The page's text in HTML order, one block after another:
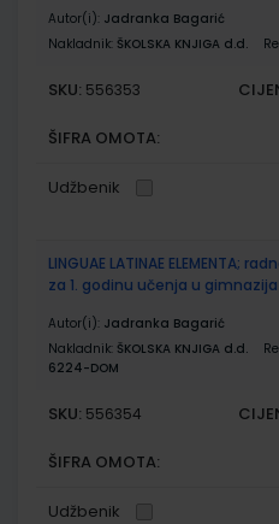
Autor(i): Jadranka Bagarić
Nakladnik: ŠKOLSKA KNJIGA d.d.
SKU: 556353
ŠIFRA OMOTA:
Udžbenik
LINGUAE LATINAE ELEMENTA;
za 1. godinu učenja u gimnazija
Autor(i): Jadranka Bagarić
Nakladnik: ŠKOLSKA KNJIGA d.d.
6224-DOM
SKU: 556354
ŠIFRA OMOTA:
Udžbenik